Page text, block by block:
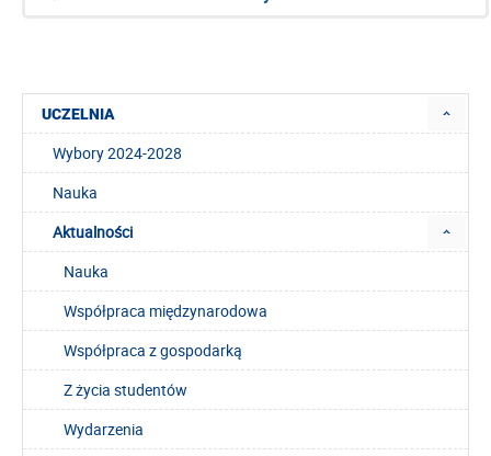
UCZELNIA
Wybory 2024-2028
Nauka
Aktualności
Nauka
Współpraca międzynarodowa
Współpraca z gospodarką
Z życia studentów
Wydarzenia